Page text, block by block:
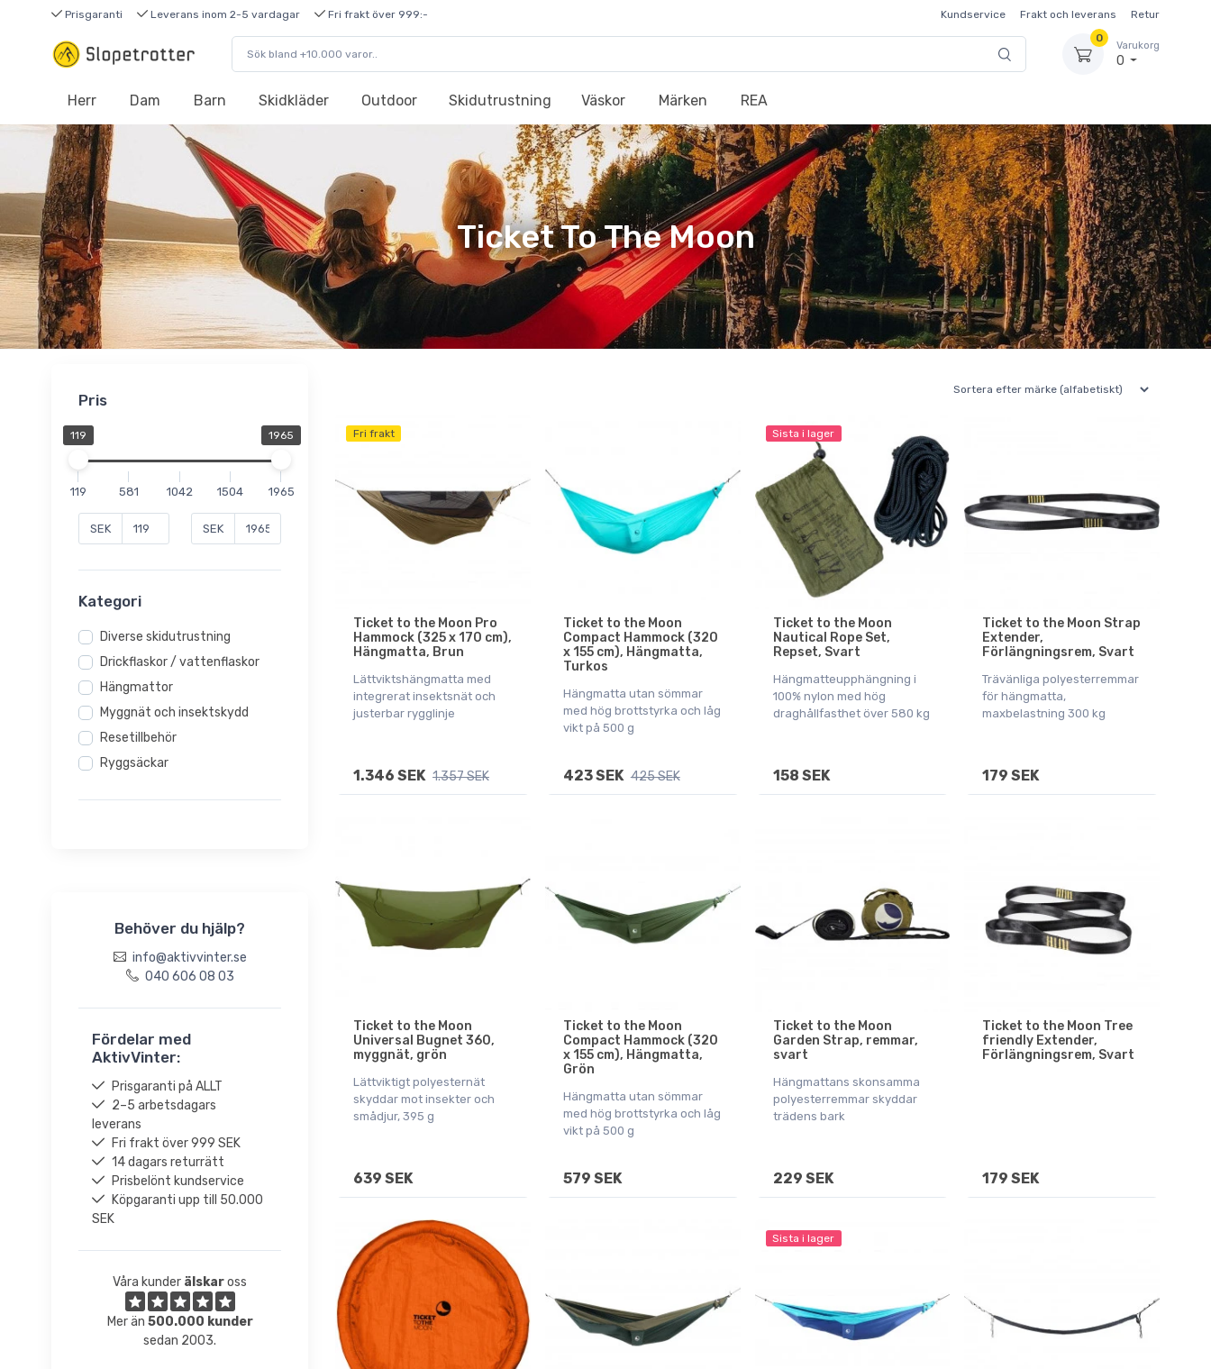
Prisgaranti Leverans inom 2-5 vardagar Fri frakt över 999:- Kundservice Frakt och leverans
Retur
0
Varukorg
0
Herr Dam Barn Skidkläder Outdoor Skidutrustning Väskor Märken REA
Ticket To The Moon
Pris
119 1965
119 581 1042 1504 1965
SEK SEK
Kategori
Diverse skidutrustning
Drickflaskor / vattenflaskor
Hängmattor
Myggnät och insektskydd
Resetillbehör
Ryggsäckar
Behöver du hjälp?
info@aktivvinter.se
040 606 08 03
Fördelar med
AktivVinter:
Prisgaranti på ALLT
2–5 arbetsdagars
leverans
Fri frakt över 999 SEK
14 dagars returrätt
Prisbelönt kundservice
Köpgaranti upp till 50.000
SEK
Våra kunder älskaross
Mer än 500.000 kunder
sedan 2003.
Fri frakt
Ticket to the Moon Pro
Hammock (325 x 170 cm),
Hängmatta, Brun
Lättviktshängmatta med
integrerat insektsnät och
justerbar rygglinje
1.346 SEK 1.357 SEK
Ticket to the Moon
Compact Hammock (320
x 155 cm), Hängmatta,
Turkos
Hängmatta utan sömmar
med hög brottstyrka och låg
vikt på 500 g
423 SEK 425 SEK
Sista i lager
Ticket to the Moon
Nautical Rope Set,
Repset, Svart
Hängmatteupphängning i
100% nylon med hög
draghållfasthet över 580 kg
158 SEK
Ticket to the Moon Strap
Extender,
Förlängningsrem, Svart
Trävänliga polyesterremmar
för hängmatta,
maxbelastning 300 kg
179 SEK
Ticket to the Moon
Universal Bugnet 360,
myggnät, grön
Lättviktigt polyesternät
skyddar mot insekter och
smådjur, 395 g
639 SEK
Ticket to the Moon
Compact Hammock (320
x 155 cm), Hängmatta,
Grön
Hängmatta utan sömmar
med hög brottstyrka och låg
vikt på 500 g
579 SEK
Ticket to the Moon
Garden Strap, remmar,
svart
Hängmattans skonsamma
polyesterremmar skyddar
trädens bark
229 SEK
Ticket to the Moon Tree
friendly Extender,
Förlängningsrem, Svart
179 SEK
Sista i lager